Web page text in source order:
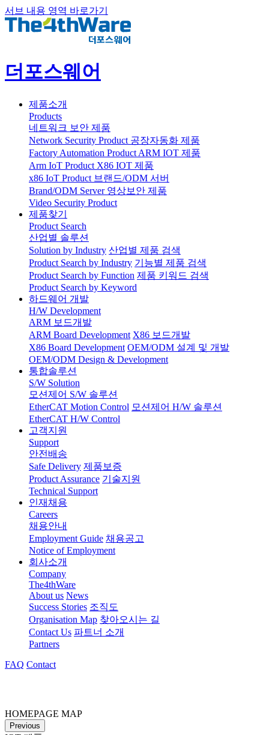
서브 내용 영역 바로가기
더포스웨어
제품소개
Products
네트워크 보안 제품
Network Security Product 공장자동화 제품
Factory Automation Product ARM IOT 제품
Arm IoT Product X86 IOT 제품
x86 IoT Product 브랜드/ODM 서버
Brand/ODM Server 영상보안 제품
Video Security Product
제품찾기
Product Search
산업별 솔루션
Solution by Industry 산업별 제품 검색
Product Search by Industry 기능별 제품 검색
Product Search by Function 제품 키워드 검색
Product Search by Keyword
하드웨어 개발
H/W Development
ARM 보드개발
ARM Board Development X86 보드개발
X86 Board Development OEM/ODM 설계 및 개발
OEM/ODM Design & Development
통합솔루션
S/W Solution
모션제어 S/W 솔루션
EtherCAT Motion Control 모션제어 H/W 솔루션
EtherCAT H/W Control
고객지원
Support
안전배송
Safe Delivery 제품보증
Product Assurance 기술지원
Technical Support
인재채용
Careers
채용안내
Employment Guide 채용공고
Notice of Employment
회사소개
Company
The4thWare
About us News
Success Stories 조직도
Organisation Map 찾아오시는 길
Contact Us 파트너 소개
Partners
FAQ Contact
HOMEPAGE MAP
Previous